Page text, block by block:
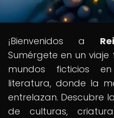
¡Bienvenidos a
Sumérgete en un
mundos ficticios
literatura, donde la
entrelazan. Descubre
de culturas,